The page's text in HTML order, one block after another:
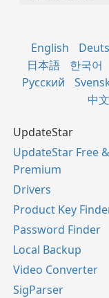
English
日本語
한국어
Русский
中
UpdateStar
UpdateStar Free &
Premium
Drivers
Product Key
Password Finder
Local Backup
Video Converter
SigParser